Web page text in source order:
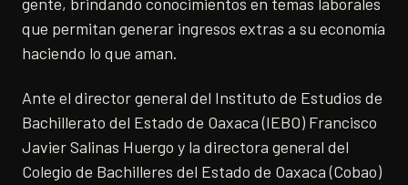
que permitan generar ingresos extras a su economía
haciendo lo que aman.
Ante el director general del Instituto de Estudios de
Bachillerato del Estado de Oaxaca (IEBO) Francisco
Javier Salinas Huergo y la directora general del
Colegio de Bachilleres del Estado de Oaxaca (Cobao)